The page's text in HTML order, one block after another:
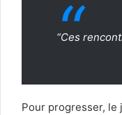
“Ces
Pour progresser, le